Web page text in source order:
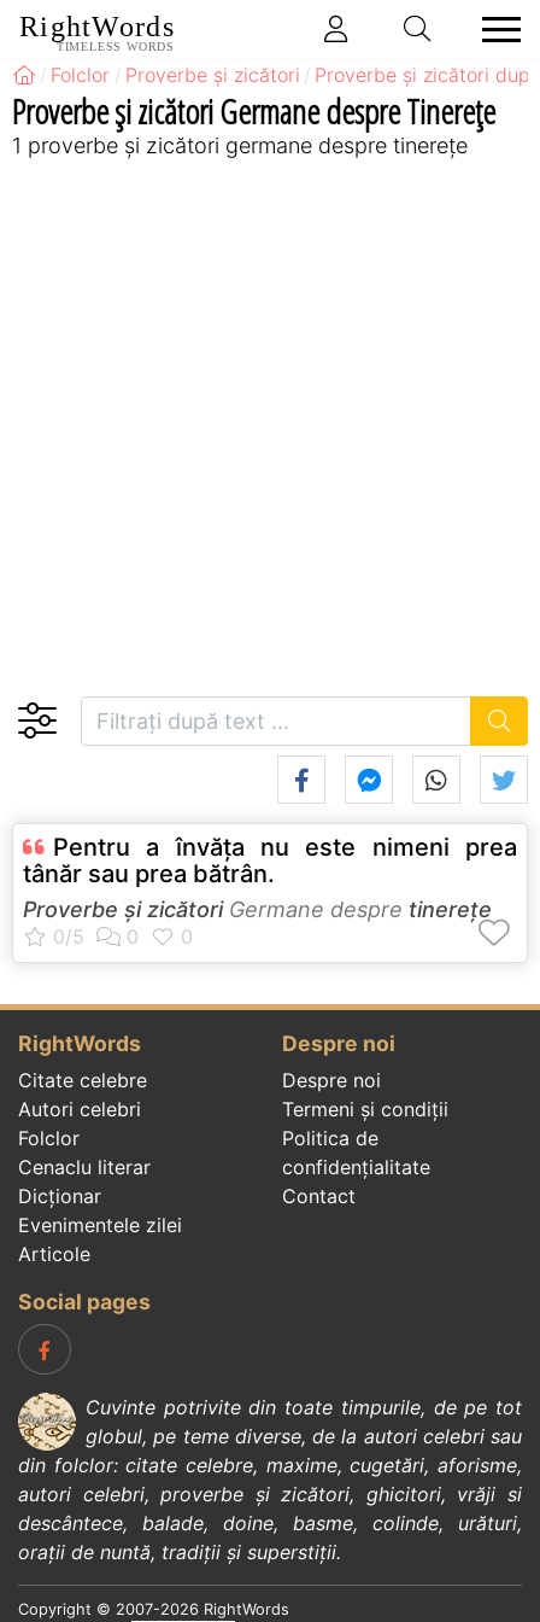
RightWords
TIMELESS WORDS
Folclor Proverbe și zicători Proverbe și zicători
Proverbe și zicători Germane despre Tinerețe
1 proverbe și zicători germane despre tinerețe
Pentru a învăţa nu este nimeni prea
tânăr sau prea bătrân.
Proverbe și zicătoriGermane despre tinerețe
RightWords
Citate celebre
Autori celebri
Folclor
Cenaclu literar
Dicționar
Evenimentele zilei
Articole
Despre noi
Despre noi
Termeni și condiții
Politica de
confidenţialitate
Contact
Social pages
Cuvinte potrivite din toate timpurile, de pe tot
globul, pe teme diverse, de la autori celebrisau
din folclor:citate celebre, maxime,cugetări,aforisme,
autori celebri,proverbe și zicători, ghicitori, vrăji si
descântece, balade, doine, basme, colinde, urături,
orații de nuntă, tradiții și superstiții.
Copyright © 2007-2026 RightWords